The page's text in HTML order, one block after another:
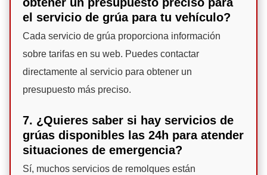
el servicio de grúa para tu vehículo?
Cada servicio de grúa proporciona información
sobre tarifas en su web. Puedes contactar
directamente al servicio para obtener un
presupuesto más preciso.
7. ¿Quieres saber si hay servicios de
grúas disponibles las 24h para atender
situaciones de emergencia?
Sí, muchos servicios de remolques están